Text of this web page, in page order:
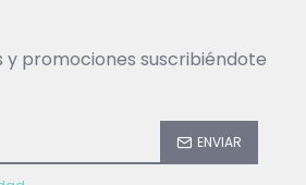
promociones suscribiéndote
ENVIAR